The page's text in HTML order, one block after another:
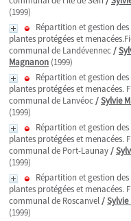
(1999)
Répartition et gestion
plantes protégées et
communal de Landévennec/
Magnanon (1999)
Répartition et gestion
plantes protégées et menacées.
communal de Lanvéoc/Sylvie
(1999)
Répartition et gestion
plantes protégées et menacées.
communal de Port-Launay/
(1999)
Répartition et gestion
plantes protégées et menacées.
communal de Roscanvel/
(1999)